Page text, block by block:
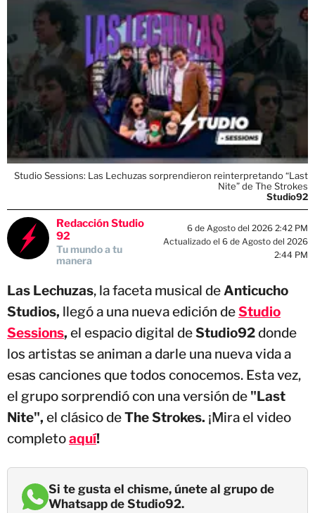
Studio Sessions: Las Lechuzas sorprendieron reinterpretando “Last
Nite” de The Strokes
Studio92
Redacción Studio
92
Tu mundo a tu
manera
6 de Agosto del 2026 2:42 PM
Actualizado el 6 de Agosto del 2026
2:44 PM
Las Lechuzas, la faceta musical de Anticucho
Studios, llegó a una nueva edición deStudio
Sessions, el espacio digital deStudio92donde
los artistas se animan a darle una nueva vida a
esas canciones que todos conocemos. Esta vez,
el grupo sorprendió con una versión de "Last
Nite", el clásico deThe Strokes. ¡Mira el video
completoaquí!
Si te gusta el chisme, únete al grupo de
Whatsapp de Studio92.